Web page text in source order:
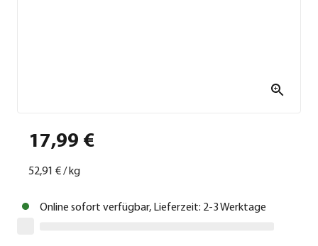
17,99 €
52,91 €/ kg
Online sofort verfügbar, Lieferzeit: 2-3 Werktage